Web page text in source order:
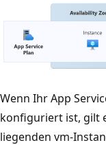
Wenn Ihr App
konfiguriert ist, gilt
liegenden vm-